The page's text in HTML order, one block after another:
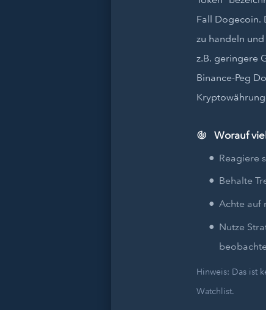
Fall Dogecoin.
zu handeln
z.B. geringere
Binance-Peg
Worauf
Reagiere
Behalte
Achte auf
Nutze
Hinweis: Das ist
Watchlist.